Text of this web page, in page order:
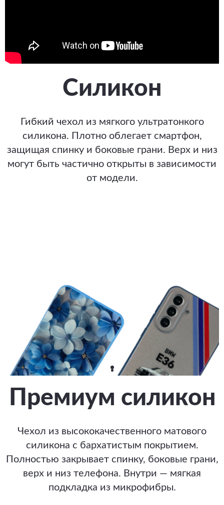
Силикон
Гибкий чехол из мягкого ультратонкого
силикона. Плотно облегает смартфон,
защищая спинку и боковые грани. Верх и низ
могут быть частично открыты в зависимости
от модели.
Премиум силикон
Чехол из высококачественного матового
силикона с бархатистым покрытием.
Полностью закрывает спинку, боковые грани,
верх и низ телефона. Внутри — мягкая
подкладка из микрофибры.